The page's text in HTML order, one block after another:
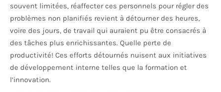
souvent limitées, réaffecter ces personnels pour régler des
problèmes non planifiés revient à détourner des heures,
voire des jours, de travail qui auraient pu être consacrés à
des tâches plus enrichissantes. Quelle perte de
productivité! Ces efforts détournés nuisent aux initiatives
de développement interne telles que la formation et
l’innovation.